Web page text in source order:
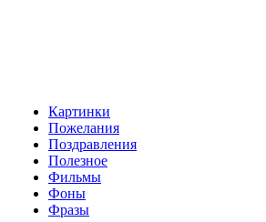
Картинки
Пожелания
Поздравления
Полезное
Фильмы
Фоны
Фразы